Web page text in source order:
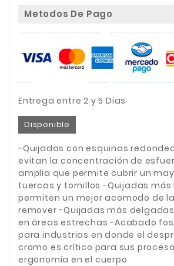
Metodos De Pago
Entrega entre 2 y 5 Dias
Disponible
-Quijadas con esquinas
evitan la concentración de
amplia que permite cubrir un
tuercas y tornillos -Quijadas más
permiten un mejor acomodo de
remover -Quijadas más
en áreas estrechas -Acabado
para industrias en donde el
cromo es crítico para sus
ergonomía en el cuerpo